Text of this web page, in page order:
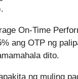
On-Time
ang OTP ng
dito.
ng muling